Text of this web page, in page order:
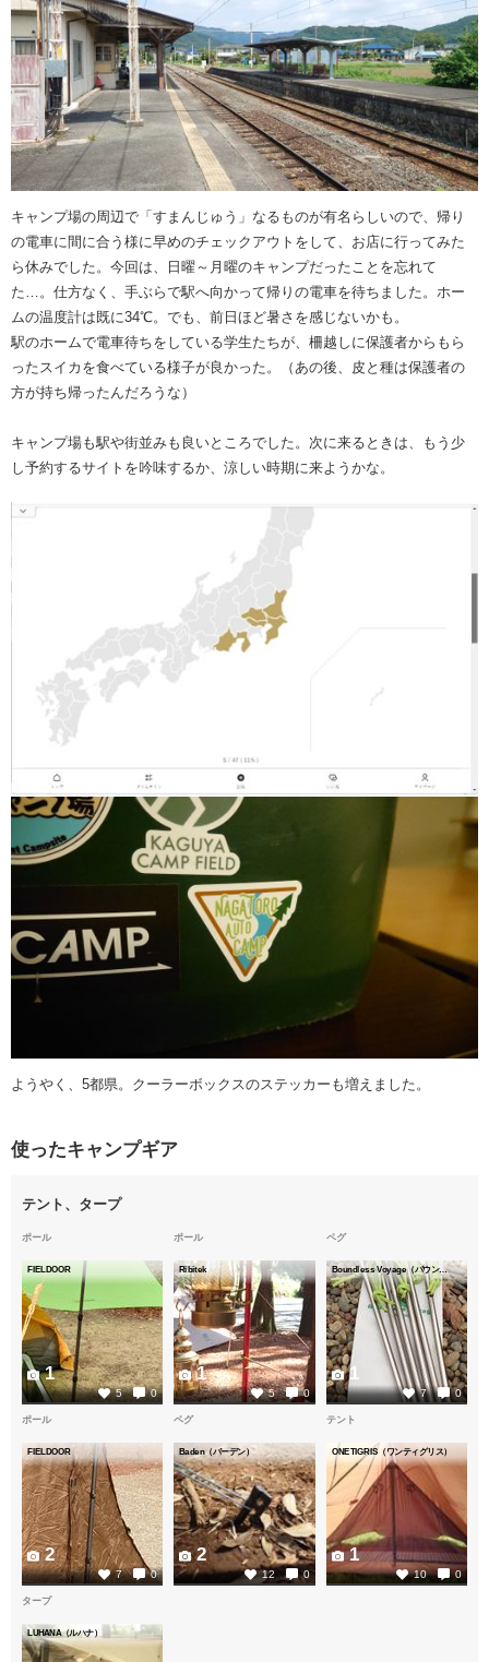
キャンプ場の周辺で「すまんじゅう」なるものが有名らしいので、帰り
の電車に間に合う様に早めのチェックアウトをして、お店に行ってみた
ら休みでした。今回は、日曜～月曜のキャンプだったことを忘れて
た…。仕方なく、手ぶらで駅へ向かって帰りの電車を待ちました。ホー
ムの温度計は既に34℃。でも、前日ほど暑さを感じないかも。
駅のホームで電車待ちをしている学生たちが、柵越しに保護者からもら
ったスイカを食べている様子が良かった。（あの後、皮と種は保護者の
方が持ち帰ったんだろうな）
キャンプ場も駅や街並みも良いところでした。次に来るときは、もう少
し予約するサイトを吟味するか、涼しい時期に来ようかな。
ようやく、5都県。クーラーボックスのステッカーも増えました。
使ったキャンプギア
テント、タープ
ポール
FIELDOOR
5 0
1
ポール
Ribitek
5 0
1
ペグ
Boundless Voyage（バウンドレスボヤージュ）
7 0
1
ポール
FIELDOOR
7 0
2
ペグ
Baden（バーデン）
12 0
2
テント
ONETIGRIS（ワンティグリス）
10 0
1
タープ
LUHANA（ルハナ）